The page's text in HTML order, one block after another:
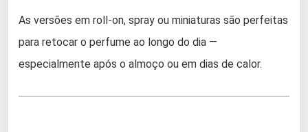
As versões em roll-on, spray ou miniaturas são perfeitas
para retocar o perfume ao longo do dia —
especialmente após o almoço ou em dias de calor.